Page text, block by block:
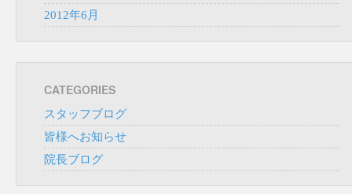
2012年6月
CATEGORIES
スタッフブログ
皆様へお知らせ
院長ブログ